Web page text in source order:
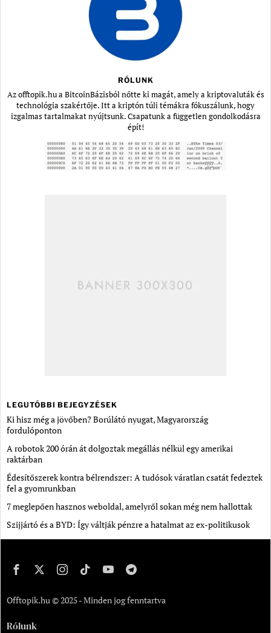
RÓLUNK
Az offtopik.hu a BitcoinBázisból nőtte ki magát, amely a kriptovaluták és
technológia szakértője. Itt a kriptón túli témákra fókuszálunk, hogy
izgalmas tartalmakat nyújtsunk. Csapatunk a független gondolkodásra
épít!
LEGUTÓBBI BEJEGYZÉSEK
Ki hisz még a jövőben? Borúlátó nyugat, Magyarország
fordulóponton
A robotok 200 órán át dolgoztak megállás nélkül egy amerikai
raktárban
Édesítőszerek kontra bélrendszer: A tudósok váratlan csatát fedeztek
fel a gyomrunkban
7 meglepően hasznos weboldal, amelyről sokan még nem hallottak
Szijjártó és a BYD: Így váltják pénzre a hatalmat az ex-politikusok
Offtopik.hu © 2025 - Minden jog fenntartva
Rólunk